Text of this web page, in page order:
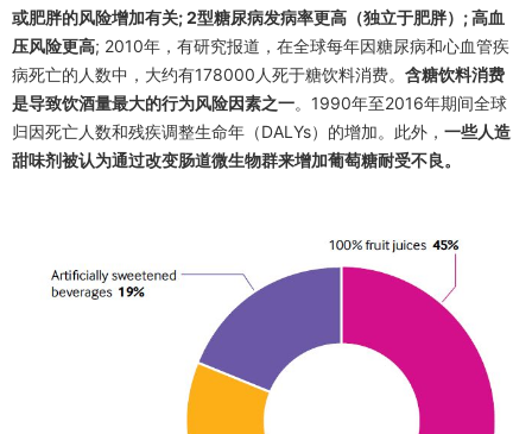
或肥胖的风险增加有关; 2型糖尿病发病率更高（独立于肥胖）; 高血
压风险更高; 2010年，有研究报道，在全球每年因糖尿病和心血管疾
病死亡的人数中，大约有178000人死于糖饮料消费。 含糖饮料消费
是导致饮酒量最大的行为风险因素之一。 1990年至2016年期间全球
归因死亡人数和残疾调整生命年（DALYs）的增加。此外， 一些人造
甜味剂被认为通过改变肠道微生物群来增加葡萄糖耐受不良。